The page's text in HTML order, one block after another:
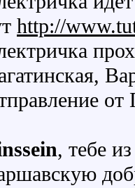
http://
от
, тебе